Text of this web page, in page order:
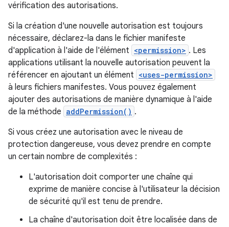
vérification des autorisations.
Si la création d'une nouvelle autorisation est toujours
nécessaire, déclarez-la dans le fichier manifeste
d'application à l'aide de l'élément <permission> . Les
applications utilisant la nouvelle autorisation peuvent la
référencer en ajoutant un élément <uses-permission>
à leurs fichiers manifestes. Vous pouvez également
ajouter des autorisations de manière dynamique à l'aide
de la méthode addPermission() .
Si vous créez une autorisation avec le niveau de
protection dangereuse, vous devez prendre en compte
un certain nombre de complexités :
L'autorisation doit comporter une chaîne qui
exprime de manière concise à l'utilisateur la décision
de sécurité qu'il est tenu de prendre.
La chaîne d'autorisation doit être localisée dans de